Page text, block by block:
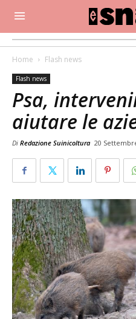
Home Flash news
Flash news
Psa,
aiutare le
Di Redazione Suinicoltura 20